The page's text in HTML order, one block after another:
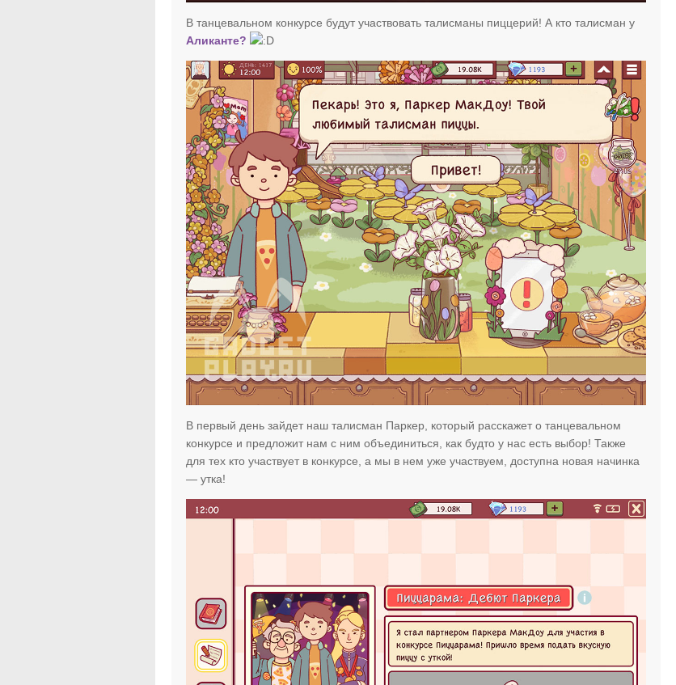
В танцевальном конкурсе будут участвовать талисманы пиццерий! А кто талисман у
Аликанте?
В первый день зайдет наш талисман Паркер, который расскажет о танцевальном
конкурсе и предложит нам с ним объединиться, как будто у нас есть выбор! Также
для тех кто участвует в конкурсе, а мы в нем уже участвуем, доступна новая начинка
— утка!